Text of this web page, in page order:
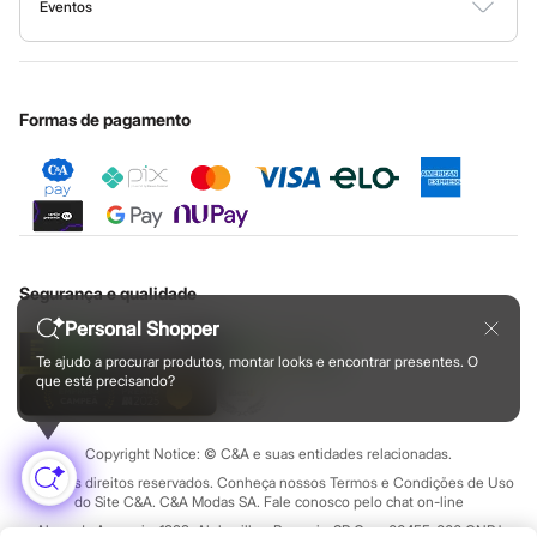
Feminino
Botas
Pantufas
Rasteirinhas
Sandálias
Sapatilhas
Sapatos
Scarpin
Tamancos
Masculino
Chinelos
Sandálias
Sapatênis
Sapatos
Tênis
Menina
Babuche
Botas
Chinelos
Pantufas
Sandálias
Personal Shopper
Te ajudo a procurar produtos, montar looks e encontrar presentes. O
que está precisando?
Privacidade
Configuração de cookies
Ouvidoria / Relatórios
Minha C&A
Cupons de desconto
Sobre o cartão presente
Nossas lojas
Central de ética
Eventos
Especial Dia dos Pais
Formas de pagamento
Segurança e qualidade
Copyright Notice: © C&A e suas entidades relacionadas.
Todos os direitos reservados. Conheça nossos Termos e Condições de Uso
do Site C&A. C&A Modas SA. Fale conosco pelo chat on-line
Alameda Araguaia, 1222, Alphaville - Barueri - SP Cep: 06455-000 CNPJ